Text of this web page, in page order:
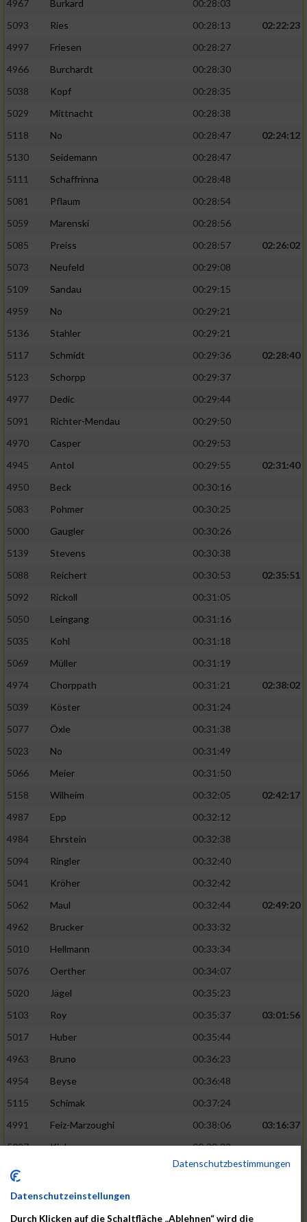
4967 Burkard
00:28:03
5093
Ries 00:28:13
02:22:23
4997
Friesen
00:28:27
4966
Burchardt
00:28:30
5038
Kopf
00:28:35
5029
Mittnacht
00:28:38
5118
No 00:28:47
02:24:12
5130
Seidemann
00:28:47
5111
Schaffrinna
00:28:48
5081
Pflaum
00:28:54
5059
Marenski
00:28:56
5085
Preiss 00:28:57
02:26:02
5073
Neufeld
00:29:08
5109
Sandau
00:29:15
4959
No
00:29:21
5136
Stahler
00:29:21
5117
Schmidt 00:29:36
02:28:40
5123
Schorpp
00:29:37
4977
Dedic
00:29:44
5091
Richter-Mendau
00:29:50
4970
Casper
00:29:53
4945
Antol 00:29:55
02:31:40
4950
Beck
00:30:16
5083
Pohmer
00:30:25
5000
Gaugler
00:30:26
5139
Stevens
00:30:38
5088
Reichert 00:30:53
02:35:51
5092
Rickoll
00:31:05
5050
Leingang
00:31:16
5035
Kohl
00:31:18
5069
Müller
00:31:19
4974
Chorppath 00:31:21
02:38:02
5039
Köster
00:31:24
5077
Öxle
00:31:38
5023
No
00:31:49
5066
Meier
00:31:50
5158
Wilheim 00:32:05
02:42:17
4987
Epp
00:32:12
4984
Ehrstein
00:32:38
5094
Ringler
00:32:40
5041
Kröher
00:32:42
5062
Maul 00:32:44
02:49:20
4962
Brucker
00:33:32
5010
Hellmann
00:33:34
5076
Oerther
00:34:07
5020
Jägel
00:35:23
5103
Roy 00:35:37
03:01:56
5017
Huber
00:35:44
4963
Bruno
00:36:23
4954
Beyse
00:36:48
5115
Schimak
00:37:24
4991
Feiz-Marzoughi 00:38:06
03:16:37
5027
Kiehne
00:38:32
5137
00:39:06
5048
Leibold
5065
No
00:40:33
Datenschutzbestimmungen
Datenschutzeinstellungen
Durch Klicken auf die Schaltfläche „Ablehnen“ wird die